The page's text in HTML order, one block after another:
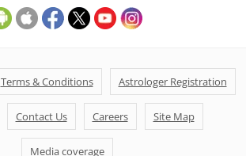
Terms & Conditions Astrologer Registration
Contact Us Careers Site Map
Media coverage